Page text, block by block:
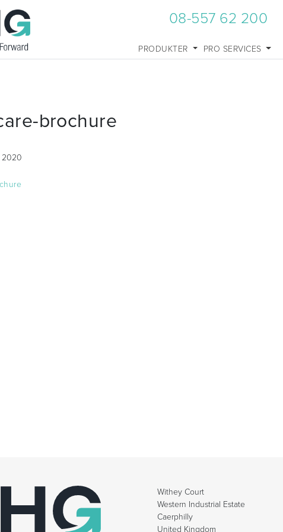
08-557 62 200
PRODUKTER PRO SERVICES
brochure
2020
Withey Court
Western Industrial Estate
Caerphilly
United Kingdom